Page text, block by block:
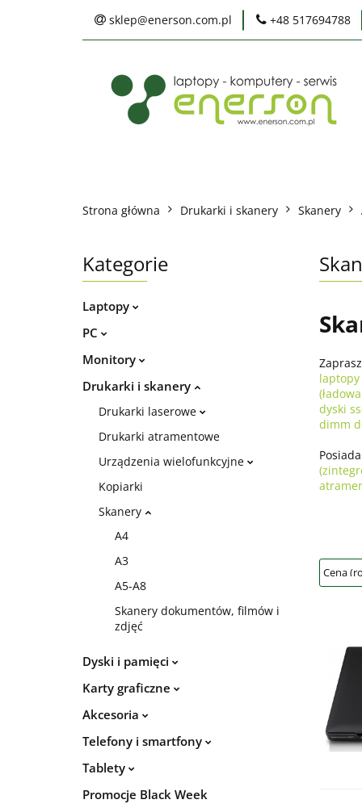
sklep@enerson.com.pl +48 517694788
Serwis
Praca Ochrona środowiska
Laptopy PC
Karty graficzne
Strona główna Drukarki i skanery Skanery
Kategorie
Laptopy
PC
Monitory
Drukarki i skanery
Drukarki laserowe
Drukarki atramentowe
Urządzenia wielofunkcyjne
Kopiarki
Skanery
A4
A3
A5-A8
Skanery dokumentów, filmów i
zdjęć
Dyski i pamięci
Karty graficzne
Akcesoria
Telefony i smartfony
Tablety
Promocje Black Week
dyski
dimm